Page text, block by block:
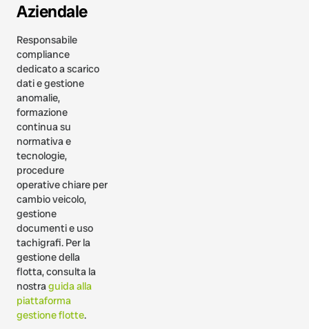
Aziendale
Responsabile
compliance
dedicato a scarico
dati e gestione
anomalie,
formazione
continua su
normativa e
tecnologie,
procedure
operative chiare per
cambio veicolo,
gestione
documenti e uso
tachigrafi. Per la
gestione della
flotta, consulta la
nostraguida alla
piattaforma
gestione flotte.